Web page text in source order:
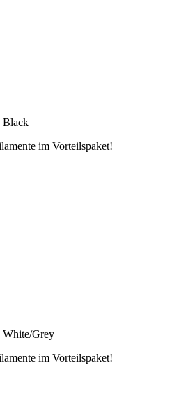
Black
im Vorteilspaket!
Grey
im Vorteilspaket!